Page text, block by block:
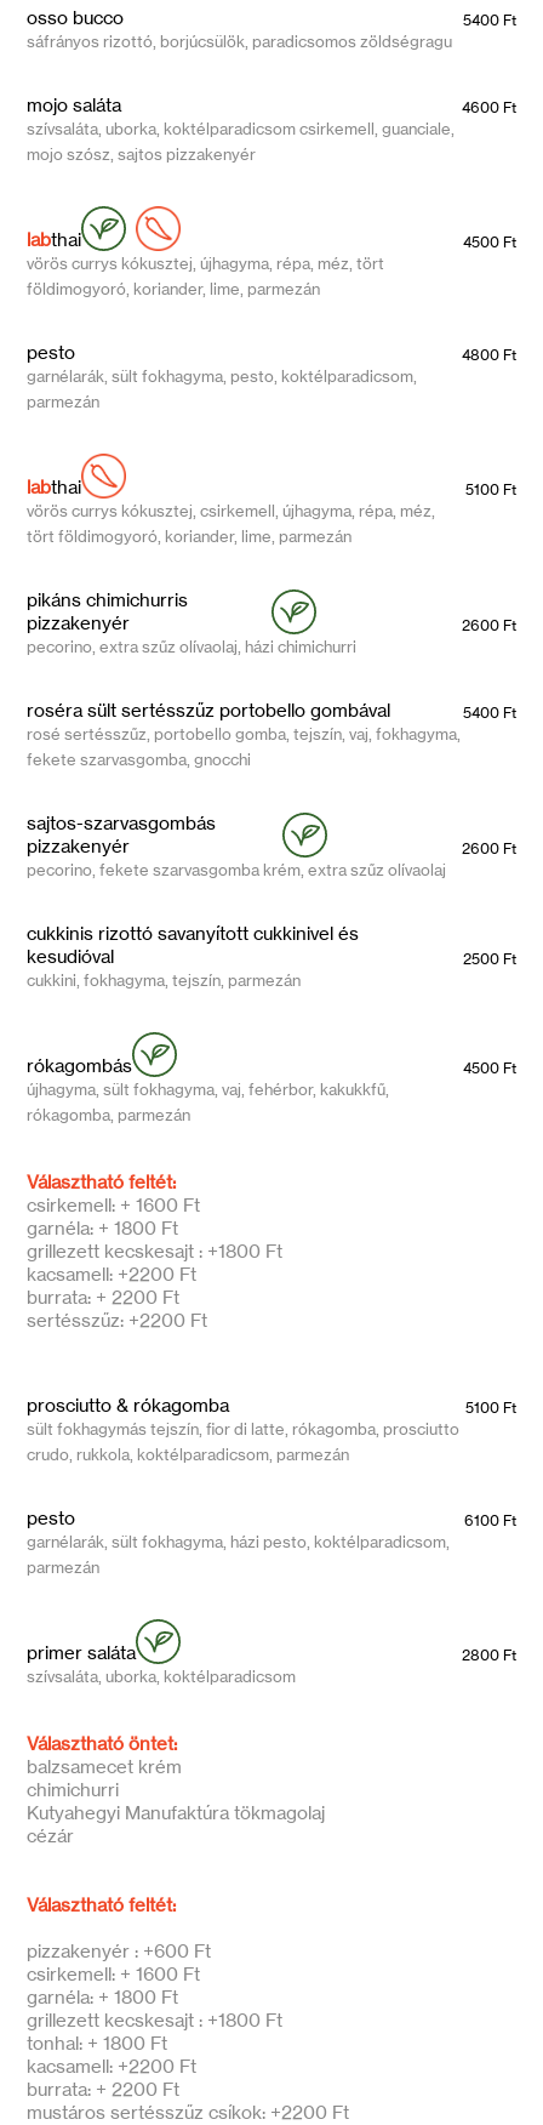
osso bucco 5400 Ft
sáfrányos rizottó, borjúcsülök, paradicsomos zöldségragu
mojo saláta 4600 Ft
szívsaláta, uborka, koktélparadicsom csirkemell, guanciale,
mojo szósz, sajtos pizzakenyér
labthai 4500 Ft
vörös currys kókusztej, újhagyma, répa, méz, tört
földimogyoró, koriander, lime, parmezán
pesto 4800 Ft
garnélarák, sült fokhagyma, pesto, koktélparadicsom,
parmezán
labthai 5100 Ft
vörös currys kókusztej, csirkemell, újhagyma, répa, méz,
tört földimogyoró, koriander, lime, parmezán
pikáns chimichurris
pizzakenyér
2600 Ft
pecorino, extra szűz olívaolaj, házi chimichurri
roséra sült sertésszűz portobello gombával 5400 Ft
rosé sertésszűz, portobello gomba, tejszín, vaj, fokhagyma,
fekete szarvasgomba, gnocchi
sajtos-szarvasgombás
pizzakenyér
2600 Ft
pecorino, fekete szarvasgomba krém, extra szűz olívaolaj
cukkinis rizottó savanyított cukkinivel és
kesudióval
2500 Ft
cukkini, fokhagyma, tejszín, parmezán
rókagombás 4500 Ft
újhagyma, sült fokhagyma, vaj, fehérbor, kakukkfű,
rókagomba, parmezán
Választható feltét:
csirkemell: + 1600 Ft
garnéla: + 1800 Ft
grillezett kecskesajt : +1800 Ft
kacsamell: +2200 Ft
burrata: + 2200 Ft
sertésszűz: +2200 Ft
prosciutto & rókagomba 5100 Ft
sült fokhagymás tejszín, fior di latte, rókagomba, prosciutto
crudo, rukkola, koktélparadicsom, parmezán
pesto 6100 Ft
garnélarák, sült fokhagyma, házi pesto, koktélparadicsom,
parmezán
primer saláta 2800 Ft
szívsaláta, uborka, koktélparadicsom
Választható öntet:
balzsamecet krém
chimichurri
Kutyahegyi Manufaktúra tökmagolaj
cézár
Választható feltét:
pizzakenyér : +600 Ft
csirkemell: + 1600 Ft
garnéla: + 1800 Ft
grillezett kecskesajt : +1800 Ft
tonhal: + 1800 Ft
kacsamell: +2200 Ft
burrata: + 2200 Ft
mustáros sertésszűz csíkok: +2200 Ft